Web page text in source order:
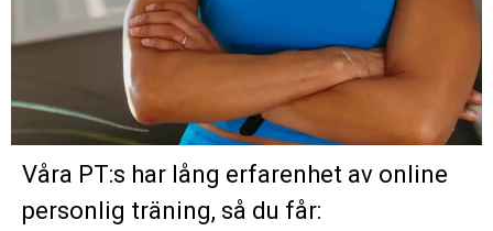
Våra PT:s har lång erfarenhet av online
personlig träning, så du får: